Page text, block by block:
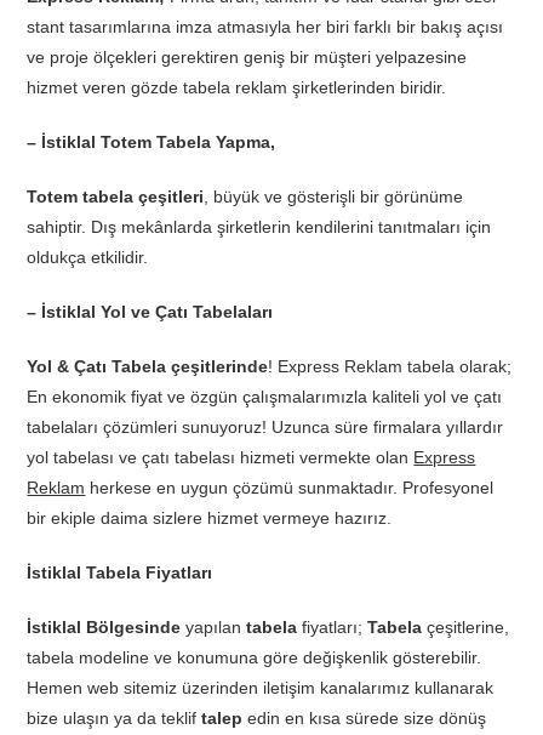
stant tasarımlarına imza atmasıyla her biri farklı bir bakış açısı
ve proje ölçekleri gerektiren geniş bir müşteri yelpazesine
hizmet veren gözde tabela reklam şirketlerinden biridir.
– İstiklal Totem Tabela Yapma,
Totem tabela çeşitleri , büyük ve gösterişli bir görünüme
sahiptir. Dış mekânlarda şirketlerin kendilerini tanıtmaları için
oldukça etkilidir.
– İstiklal Yol ve Çatı Tabelaları
Yol & Çatı Tabela çeşitlerinde! Express Reklam tabela olarak;
En ekonomik fiyat ve özgün çalışmalarımızla kaliteli yol ve çatı
tabelaları çözümleri sunuyoruz! Uzunca süre firmalara yıllardır
yol tabelası ve çatı tabelası hizmeti vermekte olan Express
Reklam herkese en uygun çözümü sunmaktadır. Profesyonel
bir ekiple daima sizlere hizmet vermeye hazırız.
İstiklal Tabela Fiyatları
İstiklal Bölgesinde yapılantabela fiyatları;Tabela çeşitlerine,
tabela modeline ve konumuna göre değişkenlik gösterebilir.
Hemen web sitemiz üzerinden iletişim kanalarımız kullanarak
bize ulaşın ya da tekliftalep edin en kısa sürede size dönüş